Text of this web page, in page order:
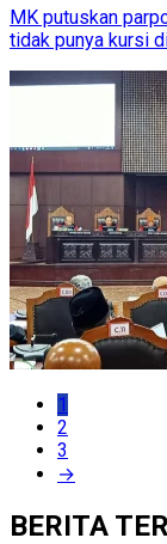
MK putuskan
tidak punya kursi
1
2
3
→
BERITA